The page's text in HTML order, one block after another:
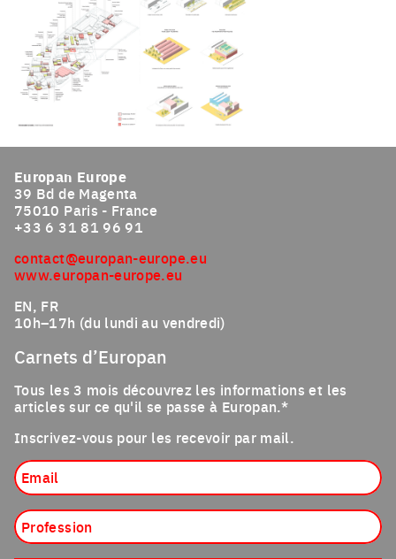
Europan Europe
39 Bd de Magenta
75010 Paris - France
+33 6 31 81 96 91
contact@europan-europe.eu
www.europan-europe.eu
EN, FR
10h–17h (du lundi au vendredi)
Carnets d’Europan
Tous les 3 mois découvrez les informations et les
articles sur ce qu'il se passe à Europan.*
Inscrivez-vous pour les recevoir par mail.
Profession